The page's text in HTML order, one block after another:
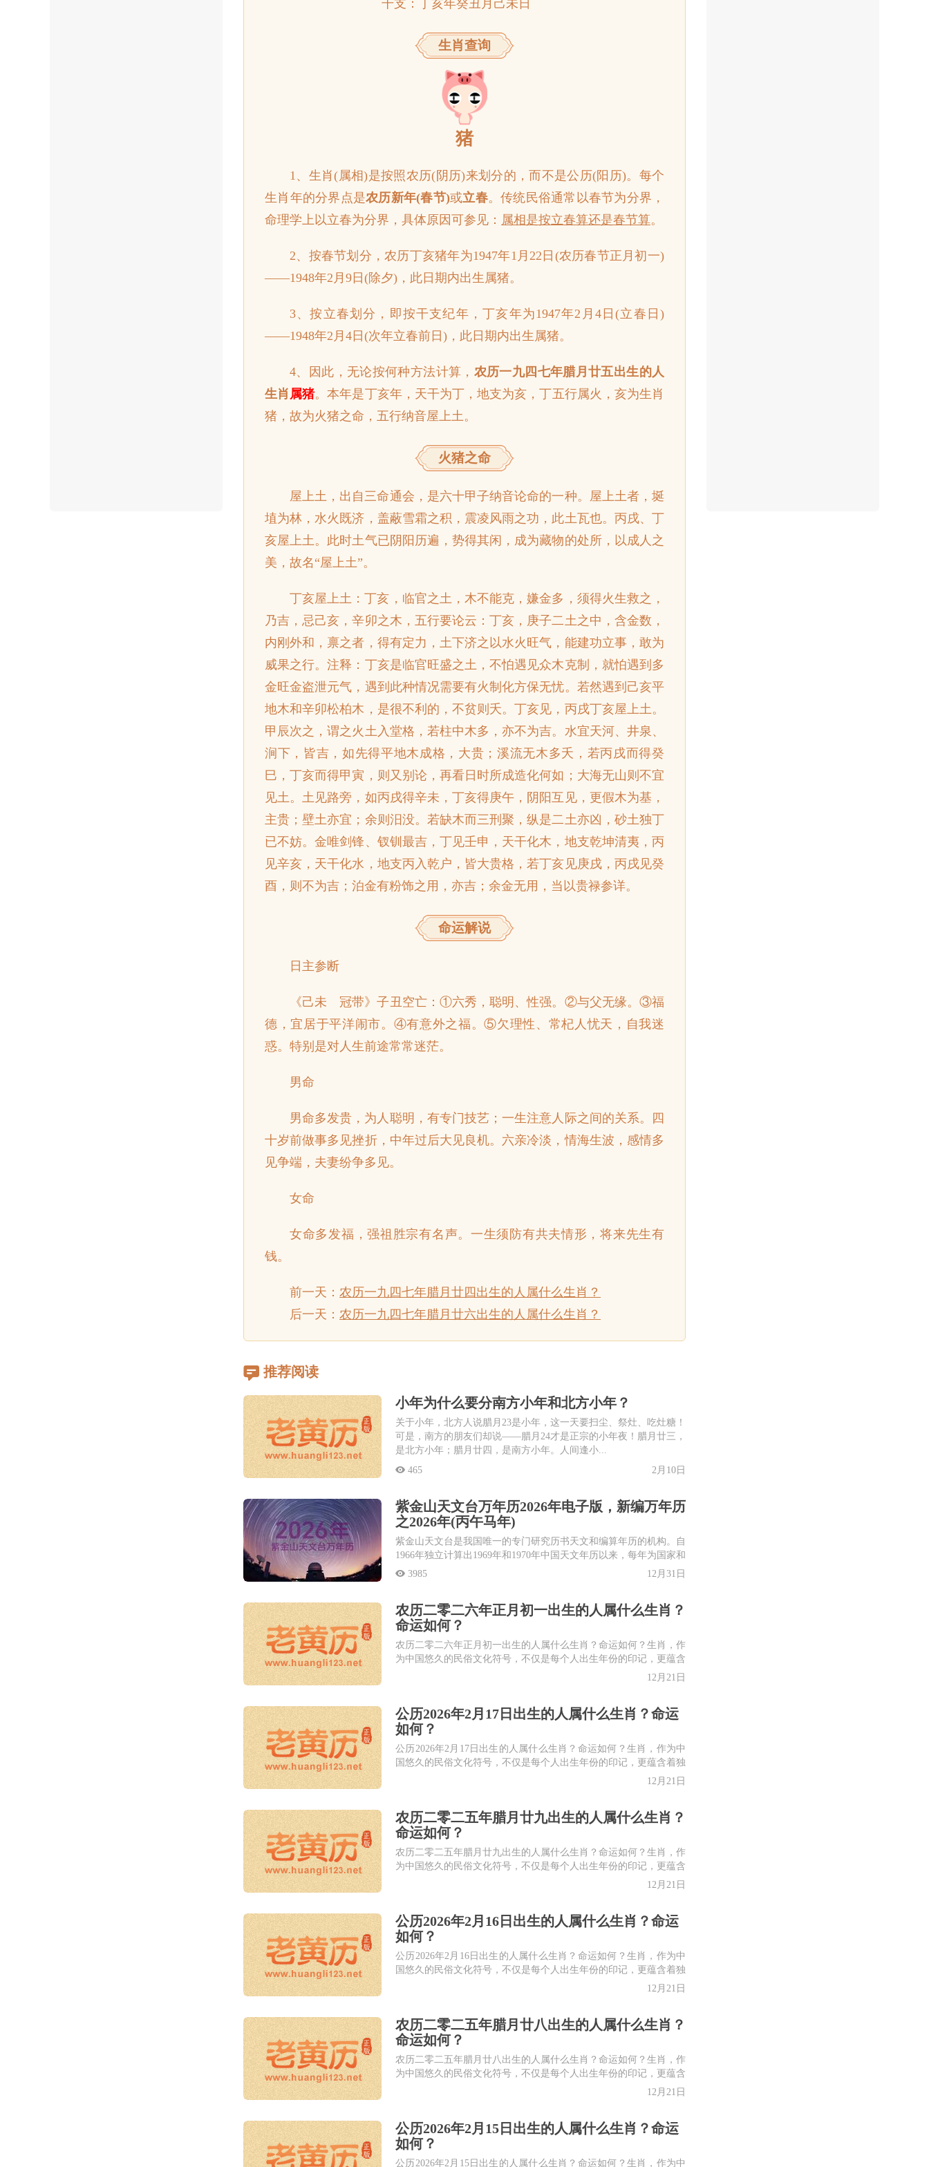
干支：丁亥年癸丑月己未日
生肖查询
猪
1、生肖(属相)是按照农历(阴历)来划分的，而不是公历(阳历)。每个
生肖年的分界点是农历新年(春节)或立春。传统民俗通常以春节为分界，
命理学上以立春为分界，具体原因可参见： 属相是按立春算还是春节算。
2、按春节划分，农历丁亥猪年为1947年1月22日(农历春节正月初一)
——1948年2月9日(除夕)，此日期内出生属猪。
3、按立春划分，即按干支纪年，丁亥年为1947年2月4日(立春日)
——1948年2月4日(次年立春前日)，此日期内出生属猪。
4、因此，无论按何种方法计算， 农历一九四七年腊月廿五出生的人
生肖 属猪。本年是丁亥年，天干为丁，地支为亥，丁五行属火，亥为生肖
猪，故为火猪之命，五行纳音屋上土。
火猪之命
屋上土，出自三命通会，是六十甲子纳音论命的一种。屋上土者，埏
埴为林，水火既济，盖蔽雪霜之积，震凌风雨之功，此土瓦也。丙戌、丁
亥屋上土。此时土气已阴阳历遍，势得其闲，成为藏物的处所，以成人之
美，故名“屋上土”。
丁亥屋上土：丁亥，临官之土，木不能克，嫌金多，须得火生救之，
乃吉，忌己亥，辛卯之木，五行要论云：丁亥，庚子二土之中，含金数，
内刚外和，禀之者，得有定力，土下济之以水火旺气，能建功立事，敢为
威果之行。注释：丁亥是临官旺盛之土，不怕遇见众木克制，就怕遇到多
金旺金盗泄元气，遇到此种情况需要有火制化方保无忧。若然遇到己亥平
地木和辛卯松柏木，是很不利的，不贫则夭。丁亥见，丙戌丁亥屋上土。
甲辰次之，谓之火土入堂格，若柱中木多，亦不为吉。水宜天河、井泉、
涧下，皆吉，如先得平地木成格，大贵；溪流无木多夭，若丙戌而得癸
巳，丁亥而得甲寅，则又别论，再看日时所成造化何如；大海无山则不宜
见土。土见路旁，如丙戌得辛未，丁亥得庚午，阴阳互见，更假木为基，
主贵；壁土亦宜；余则汨没。若缺木而三刑聚，纵是二土亦凶，砂土独丁
已不妨。金唯剑锋、钗钏最吉，丁见壬申，天干化木，地支乾坤清夷，丙
见辛亥，天干化水，地支丙入乾户，皆大贵格，若丁亥见庚戌，丙戌见癸
酉，则不为吉；泊金有粉饰之用，亦吉；余金无用，当以贵禄参详。
命运解说
日主参断
《己未 冠带》子丑空亡：①六秀，聪明、性强。②与父无缘。③福
德，宜居于平洋闹市。④有意外之福。⑤欠理性、常杞人忧天，自我迷
惑。特别是对人生前途常常迷茫。
男命
男命多发贵，为人聪明，有专门技艺；一生注意人际之间的关系。四
十岁前做事多见挫折，中年过后大见良机。六亲冷淡，情海生波，感情多
见争端，夫妻纷争多见。
女命
女命多发福，强祖胜宗有名声。一生须防有共夫情形，将来先生有
钱。
前一天： 农历一九四七年腊月廿四出生的人属什么生肖？
后一天： 农历一九四七年腊月廿六出生的人属什么生肖？
推荐阅读
小年为什么要分南方小年和北方小年？
关于小年，北方人说腊月23是小年，这一天要扫尘、祭灶、吃灶糖！
可是，南方的朋友们却说——腊月24才是正宗的小年夜！腊月廿三，
是北方小年；腊月廿四，是南方小年。人间逢小...
465
2月10日
紫金山天文台万年历2026年电子版，新编万年历
之2026年(丙午马年)
紫金山天文台是我国唯一的专门研究历书天文和编算年历的机构。自
1966年独立计算出1969年和1970年中国天文年历以来，每年为国家和
公众提供广泛的历书应用和服务。以下...
3985 12月31日
农历二零二六年正月初一出生的人属什么生肖？
命运如何？
农历二零二六年正月初一出生的人属什么生肖？命运如何？生肖，作
为中国悠久的民俗文化符号，不仅是每个人出生年份的印记，更蕴含
12月21日
公历2026年2月17日出生的人属什么生肖？命运
如何？
公历2026年2月17日出生的人属什么生肖？命运如何？生肖，作为中
国悠久的民俗文化符号，不仅是每个人出生年份的印记，更蕴含着独
12月21日
农历二零二五年腊月廿九出生的人属什么生肖？
命运如何？
农历二零二五年腊月廿九出生的人属什么生肖？命运如何？生肖，作
为中国悠久的民俗文化符号，不仅是每个人出生年份的印记，更蕴含
12月21日
公历2026年2月16日出生的人属什么生肖？命运
如何？
公历2026年2月16日出生的人属什么生肖？命运如何？生肖，作为中
国悠久的民俗文化符号，不仅是每个人出生年份的印记，更蕴含着独
12月21日
农历二零二五年腊月廿八出生的人属什么生肖？
命运如何？
农历二零二五年腊月廿八出生的人属什么生肖？命运如何？生肖，作
为中国悠久的民俗文化符号，不仅是每个人出生年份的印记，更蕴含
12月21日
公历2026年2月15日出生的人属什么生肖？命运
如何？
公历2026年2月15日出生的人属什么生肖？命运如何？生肖，作为中